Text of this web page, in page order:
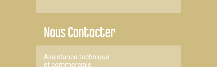
Nous Contacter
Assistance technique
et commerciale